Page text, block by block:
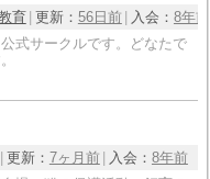
育 更新： 56日前 入会： 8年前
式サークルです。どなたで
更新： 7ヶ月前 入会： 8年前